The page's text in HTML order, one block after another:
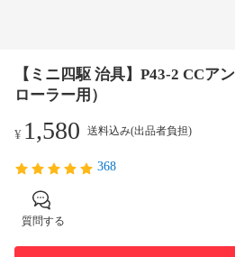
【ミニ四駆 治具】P43-2 CCア
ローラー用）
¥ 1,580 送料込み(出品者負担)
368
質問する